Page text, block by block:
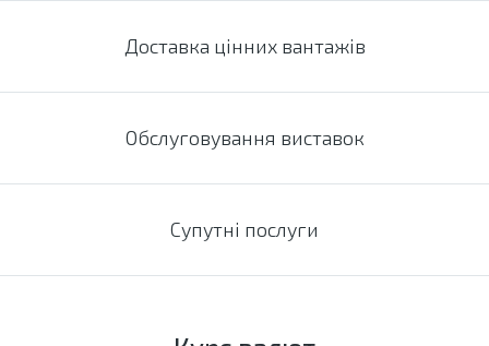
Доставка цінних вантажів
Обслуговування виставок
Супутні послуги